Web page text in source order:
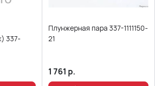
337-
Плунжерная пара 337-1111150-
21
1 761 р.